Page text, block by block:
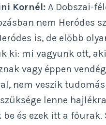
Kornél: A Dobszai-
nem Heródes
is, de előbb
ki: mi vagyunk ott,
vagy éppen
nem veszik
lenne
be és ezek itt a főurak.